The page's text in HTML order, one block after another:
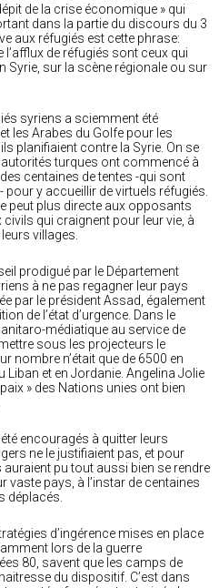
de la crise économique » qui
dans la partie du discours du 3
aux réfugiés est cette phrase:
de réfugiés sont ceux qui
Syrie, sur la scène régionale ou sur
syriens a sciemment été
les Arabes du Golfe pour les
planifiaient contre la Syrie. On se
turques ont commencé à
centaines de tentes -qui sont
y accueillir de virtuels réfugiés.
peut plus directe aux opposants
qui craignent pour leur vie, à
villages.
prodigué par le Département
à ne pas regagner leur pays
par le président Assad, également
de l’état d’urgence. Dans le
médiatique au service de
sous les projecteurs le
nombre n’était que de 6500 en
Liban et en Jordanie. Angelina Jolie
» des Nations unies ont bien
été encouragés à quitter leurs
ne le justifiaient pas, et pour
auraient pu tout aussi bien se rendre
vaste pays, à l’instar de centaines
déplacés.
d’ingérence mises en place
lors de la guerre
80, savent que les camps de
du dispositif. C’est dans